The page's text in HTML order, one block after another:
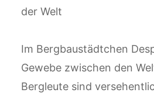
der Welt
Im Bergbaustädtchen
Gewebe zwischen den
Bergleute sind